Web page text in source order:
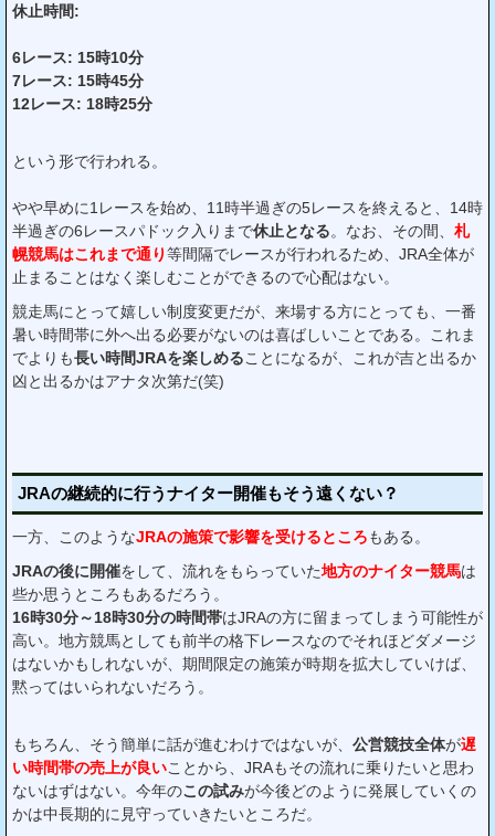
休止時間:
6レース: 15時10分
7レース: 15時45分
12レース: 18時25分
という形で行われる。
やや早めに1レースを始め、11時半過ぎの5レースを終えると、14時
半過ぎの6レースパドック入りまで休止となる。なお、その間、 札
幌競馬はこれまで通り等間隔でレースが行われるため、JRA全体が
止まることはなく楽しむことができるので心配はない。
競走馬にとって嬉しい制度変更だが、来場する方にとっても、一番
暑い時間帯に外へ出る必要がないのは喜ばしいことである。これま
でよりも長い時間JRAを楽しめることになるが、これが吉と出るか
凶と出るかはアナタ次第だ(笑)
JRAの継続的に行うナイター開催もそう遠くない？
一方、このようなJRAの施策で影響を受けるところもある。
JRAの後に開催をして、流れをもらっていた地方のナイター競馬は
些か思うところもあるだろう。
16時30分～18時30分の時間帯はJRAの方に留まってしまう可能性が
高い。地方競馬としても前半の格下レースなのでそれほどダメージ
はないかもしれないが、期間限定の施策が時期を拡大していけば、
黙ってはいられないだろう。
もちろん、そう簡単に話が進むわけではないが、 公営競技全体が遅
い時間帯の売上が良いことから、JRAもその流れに乗りたいと思わ
ないはずはない。今年のこの試みが今後どのように発展していくの
かは中長期的に見守っていきたいところだ。